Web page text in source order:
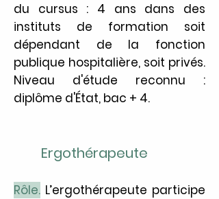
du cursus : 4 ans dans des
instituts de formation soit
dépendant de la fonction
publique hospitalière, soit privés.
Niveau d'étude reconnu :
diplôme d'État, bac + 4.
Ergothérapeute
Rôle. L’ergothérapeute participe